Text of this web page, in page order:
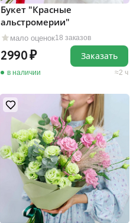
мало оценок18 заказов
Букет "Красные
альстромерии"
2990
в наличии 2 ч
Заказать